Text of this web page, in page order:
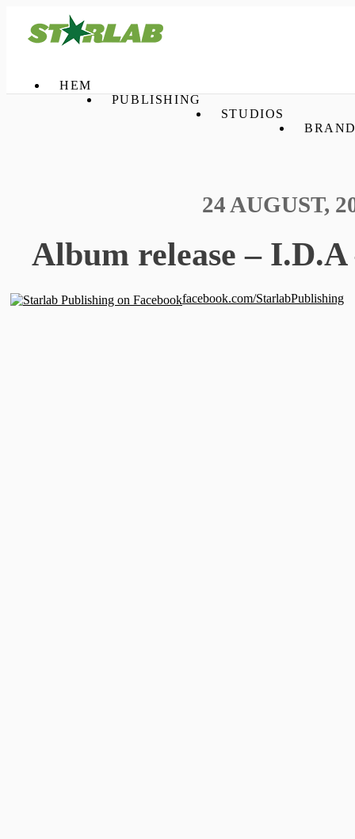
HEM
PUBLISHING
STUDIOS
24 AUGUST,
Album release –
facebook.com/StarlabPublishing